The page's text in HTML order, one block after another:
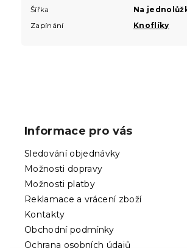
Šířka
Na
Zapínání
Knoflíky
Informace pro vás
Sledování objednávky
Možnosti dopravy
Možnosti platby
Reklamace a vrácení zboží
Kontakty
Obchodní podmínky
Ochrana osobních údajů